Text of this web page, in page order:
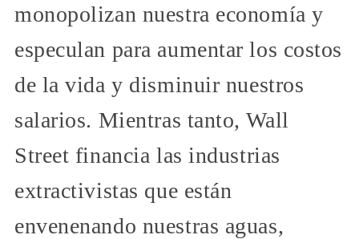
monopolizan nuestra economía y
especulan para aumentar los costos
de la vida y disminuir nuestros
salarios. Mientras tanto, Wall
Street financia las industrias
extractivistas que están
envenenando nuestras aguas,